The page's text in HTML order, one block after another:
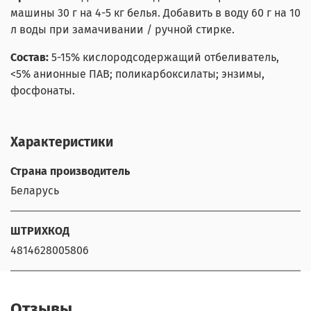
машины 30 г на 4-5 кг белья. Добавить в воду 60 г на 10
л воды при замачивании / ручной стирке.
Состав: 5-15% кислородсодержащий отбеливатель,
<5% анионные ПАВ; поликарбоксилаты; энзимы,
фосфонаты.
Характеристики
Страна производитель
Беларусь
ШТРИХКОД
4814628005806